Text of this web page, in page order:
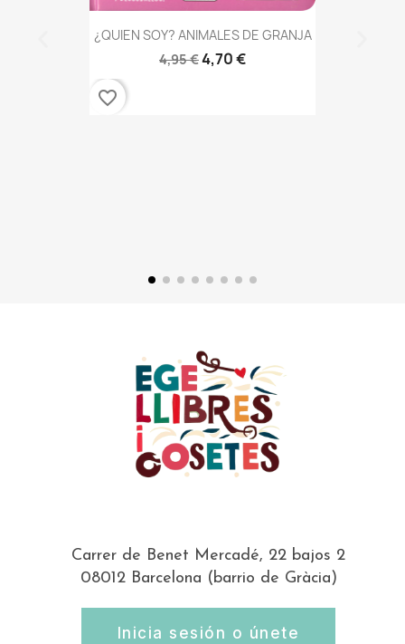
¿QUIEN SOY? ANIMALES DE GRANJA
4,95 €4,70 €
favorite_border
Carrer de Benet Mercadé, 22 bajos 2
08012 Barcelona (barrio de Gràcia)
Inicia sesión o únete